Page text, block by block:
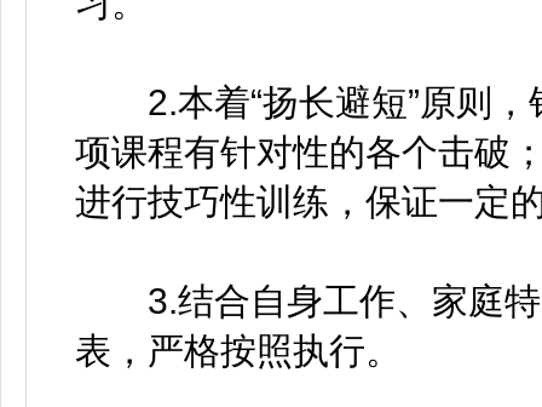
2.本着“扬长避短”原则，
项课程有针对性的各个击破
进行技巧性训练，保证一定
3.结合自身工作、家庭特
表，严格按照执行。